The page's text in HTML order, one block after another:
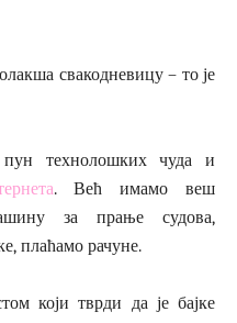
свакодневицу – то је
технолошких чуда и
. Већ имамо веш
за прање судова,
плаћамо рачуне.
који тврди да је бајке